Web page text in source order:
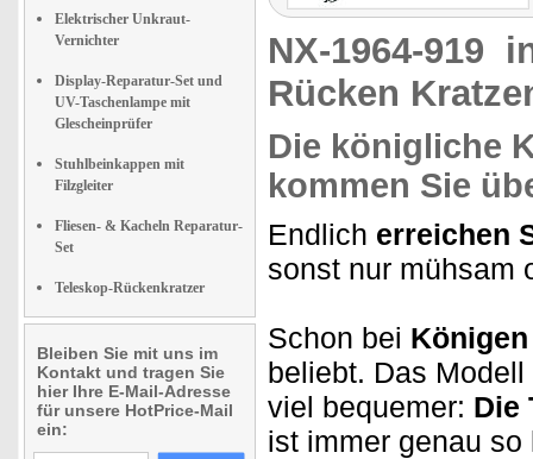
Elektrischer Unkraut-
Vernichter
Display-Reparatur-Set und
UV-Taschenlampe mit
Glescheinprüfer
Stuhlbeinkappen mit
Filzgleiter
Fliesen- & Kacheln Reparatur-
Set
Teleskop-Rückenkratzer
Bleiben Sie mit uns im
Kontakt und tragen Sie
hier Ihre E-Mail-Adresse
für unsere HotPrice-Mail
ein:
NX-1964-919
Rücken
Die königliche
kommen Sie
Endlich erreichen
sonst nur mühsam
Schon bei
beliebt. Das
viel bequemer: Die
ist immer genau